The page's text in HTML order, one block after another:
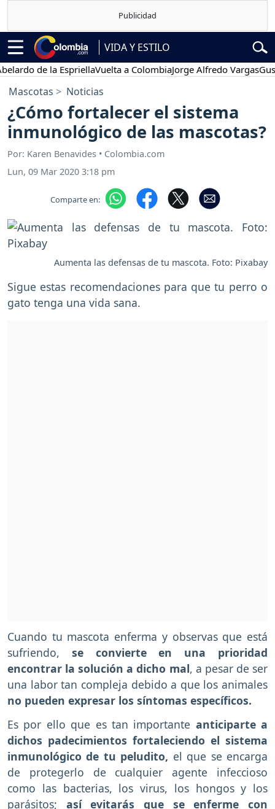
VIDA Y ESTILO
de la EspriellaVuelta a ColombiaJorge Alfredo VargasGustavo
Mascotas Noticias
¿Cómo fortalecer el sistema
inmunológico de las mascotas?
Por: Karen Benavides • Colombia.com
Lun, 09 Mar 2020 3:18 pm
Comparte en:
Aumenta las defensas de tu mascota. Foto: Pixabay
Sigue estas recomendaciones para que tu perro o
gato tenga una vida sana.
Cuando tu mascota enferma y observas que está
sufriendo, se convierte en una prioridad
encontrar la solución a dicho mal, a pesar de ser
una labor tan compleja debido a que los animales
no pueden expresar los síntomas específicos.
Es por ello que es tan importante anticiparte a
dichos padecimientos fortaleciendo el sistema
inmunológico de tu peludito, el que se encarga
de protegerlo de cualquier agente infeccioso
como las bacterias, los virus, los hongos y los
parásitos; así evitarás que se enferme con